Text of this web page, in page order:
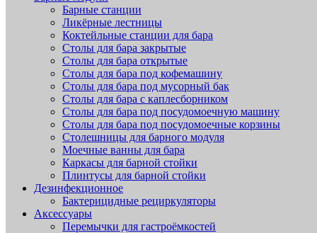
Барные станции
Ликёрные лестницы
Коктейльные станции для бара
Столы для бара закрытые
Столы для бара открытые
Столы для бара под кофемашину
Столы для бара под мусорный бак
Столы для бара с каплесборником
Столы для бара под посудомоечную машину
Столы для бара под посудомоечные корзины
Столешницы для барного модуля
Моечные ванны для бара
Каркасы для барной стойки
Плинтусы для барной стойки
Дезинфекционное
Бактерицидные рециркуляторы
Аксессуары
Перемычки для гастроёмкостей